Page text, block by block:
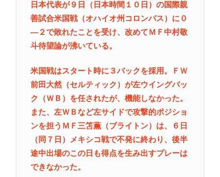
日本代表が９日（日本時間１０日）の国際親
善試合米国戦（オハイオ州コロンバス）に０
―２で敗れたことを受け、改めてＭＦ中村敬
斗待望論が沸いている。
米国戦はスタート時に３バックを採用。ＦＷ
前田大然（セルティック）が左ウイングバッ
ク（ＷＢ）を任されたが、機能しなかった。
また、左ＷＢなど左サイドで攻撃的ポジショ
ンを担うＭＦ三笘薫（ブライトン）は、６日
（同７日）メキシコ戦で不発に終わり、後半
途中出場のこの日も得点を生み出すプレーは
できなかった。